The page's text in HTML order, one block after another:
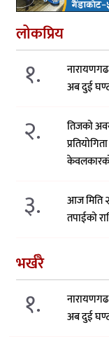
लोकप्रिय
१.
अब दुई
२.
तिजको
३.
आज मिति
तपाईको
भर्खरै
१.
अब दुई